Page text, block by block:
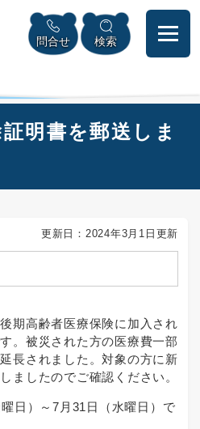
飛ばして本文へ
問合せ 検索
明書を郵送しま
更新日：2024年3月1日更新
期高齢者医療保険に加入され
。被災された方の医療費一部
長されました。対象の方に新
ましたのでご確認ください。
日）～7月31日（水曜日）で